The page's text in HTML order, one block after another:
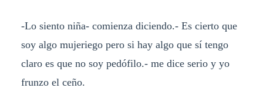
-Lo siento niña- comienza diciendo.- Es cierto que
soy algo mujeriego pero si hay algo que sí tengo
claro es que no soy pedófilo.- me dice serio y yo
frunzo el ceño.